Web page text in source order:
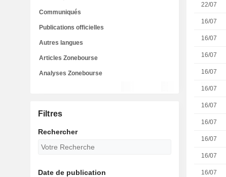
22/07
16/07
16/07
16/07
16/07
16/07
16/07
16/07
16/07
16/07
16/07
Communiqués
Publications officielles
Autres langues
Articles Zonebourse
Analyses Zonebourse
Filtres
Rechercher
Date de publication